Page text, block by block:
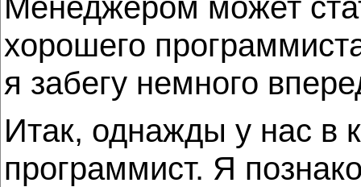
Менеджером может
хорошего
я забегу немного
Итак, однажды у нас в
программист. Я